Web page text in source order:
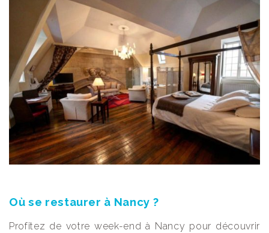
Où se restaurer à Nancy ?
Profitez de votre week-end à Nancy pour découvrir